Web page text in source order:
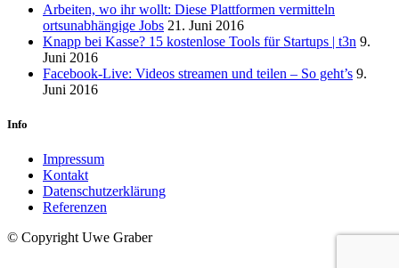
Arbeiten, wo ihr wollt: Diese Plattformen vermitteln
ortsunabhängige Jobs 21. Juni 2016
Knapp bei Kasse? 15 kostenlose Tools für Startups | t3n 9.
Juni 2016
Facebook-Live: Videos streamen und teilen – So geht’s 9.
Juni 2016
Info
Impressum
Kontakt
Datenschutzerklärung
Referenzen
© Copyright Uwe Graber